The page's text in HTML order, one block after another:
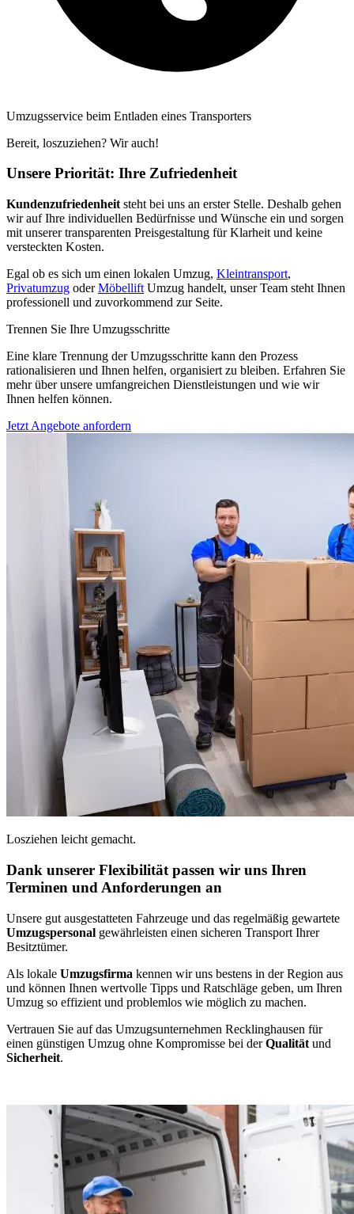
Umzugsservice beim Entladen eines Transporters
Bereit, loszuziehen? Wir auch!
Unsere Priorität: Ihre Zufriedenheit
Kundenzufriedenheit steht bei uns an erster Stelle. Deshalb gehen
wir auf Ihre individuellen Bedürfnisse und Wünsche ein und sorgen
mit unserer transparenten Preisgestaltung für Klarheit und keine
versteckten Kosten.
Egal ob es sich um einen lokalen Umzug, Kleintransport,
Privatumzug oderMöbellift Umzug handelt, unser Team steht Ihnen
professionell und zuvorkommend zur Seite.
Trennen Sie Ihre Umzugsschritte
Eine klare Trennung der Umzugsschritte kann den Prozess
rationalisieren und Ihnen helfen, organisiert zu bleiben. Erfahren Sie
mehr über unsere umfangreichen Dienstleistungen und wie wir
Ihnen helfen können.
Jetzt Angebote anfordern
Losziehen leicht gemacht.
Dank unserer Flexibilität passen wir uns Ihren
Terminen und Anforderungen an
Unsere gut ausgestatteten Fahrzeuge und das regelmäßig gewartete
Umzugspersonal gewährleisten einen sicheren Transport Ihrer
Besitztümer.
Als lokale Umzugsfirma kennen wir uns bestens in der Region aus
und können Ihnen wertvolle Tipps und Ratschläge geben, um Ihren
Umzug so effizient und problemlos wie möglich zu machen.
Vertrauen Sie auf das Umzugsunternehmen Recklinghausen für
einen günstigen Umzug ohne Kompromisse bei derQualität und
Sicherheit.